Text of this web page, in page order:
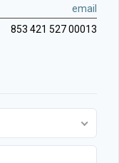
email
853 421 527 00013